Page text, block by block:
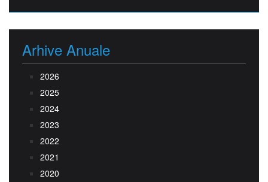
Arhive Anuale
2026
2025
2024
2023
2022
2021
2020